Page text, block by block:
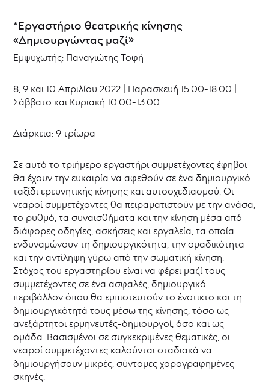
*Εργαστήριο θεατρικής κίνησης
«Δημιουργώντας μαζί»
Εμψυχωτής: Παναγιώτης Τοφή
8, 9 και 10 Απριλίου 2022 | Παρασκευή 15:00-18:00 |
Σάββατο και Κυριακή 10:00-13:00
Διάρκεια: 9 τρίωρα
Σε αυτό το τριήμερο εργαστήρι συμμετέχοντες έφηβοι
θα έχουν την ευκαιρία να αφεθούν σε ένα δημιουργικό
ταξίδι ερευνητικής κίνησης και αυτοσχεδιασμού. Οι
νεαροί συμμετέχοντες θα πειραματιστούν µε την ανάσα,
το ρυθμό, τα συναισθήματα και την κίνηση μέσα από
διάφορες οδηγίες, ασκήσεις και εργαλεία, τα οποία
ενδυναμώνουν τη δημιουργικότητα, την ομαδικότητα
και την αντίληψη γύρω από την σωματική κίνηση.
Στόχος του εργαστηρίου είναι να φέρει μαζί τους
συμμετέχοντες σε ένα ασφαλές, δημιουργικό
περιβάλλον όπου θα εμπιστευτούν το ένστικτο και τη
δημιουργικότητά τους µέσω της κίνησης, τόσο ως
ανεξάρτητοι ερμηνευτές-δημιουργοί, όσο και ως
ομάδα. Βασισμένοι σε συγκεκριμένες θεματικές, οι
νεαροί συμμετέχοντες καλούνται σταδιακά να
δημιουργήσουν μικρές, σύντομες χορογραφημένες
σκηνές.